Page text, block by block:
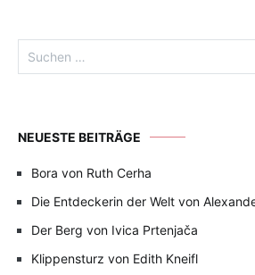
nach:
NEUESTE BEITRÄGE
Bora von Ruth Cerha
Die Entdeckerin der Welt von
Der Berg von Ivica Prtenjača
Klippensturz von Edith Kneifl